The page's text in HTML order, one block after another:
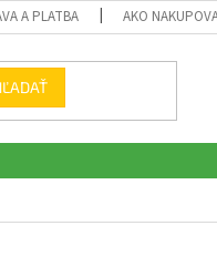
A PLATBA AKO